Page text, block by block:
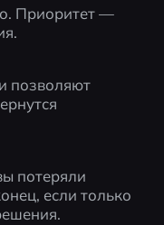
Приоритет —
позволяют
потеряли
если только